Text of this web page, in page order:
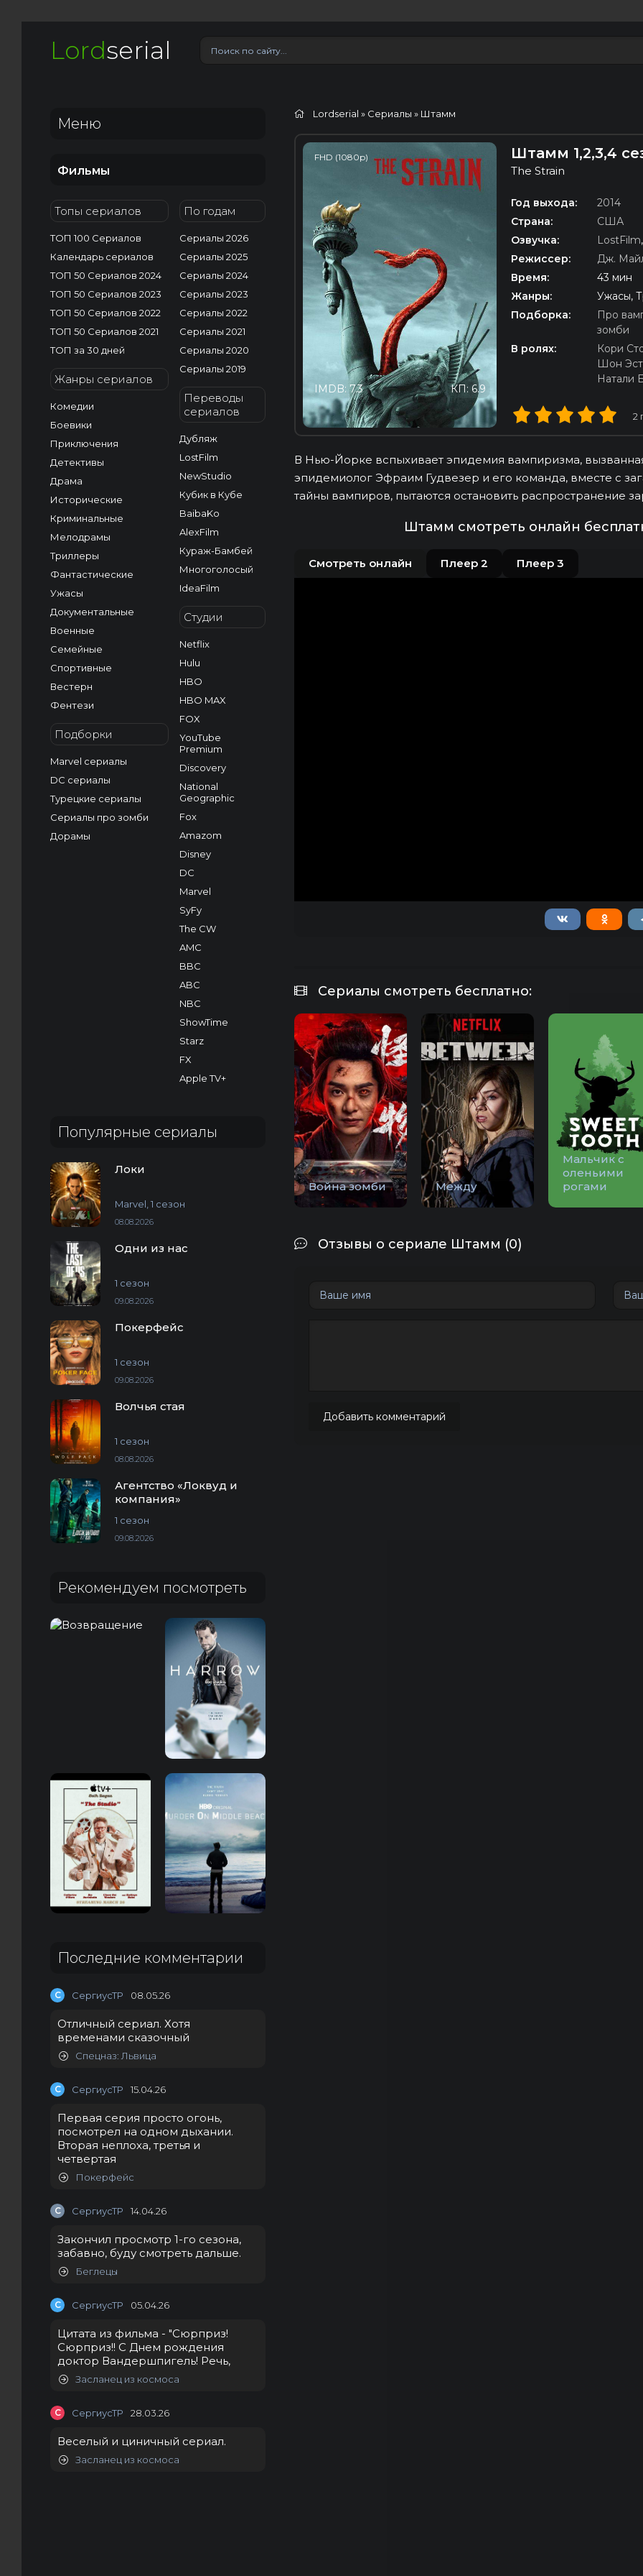
Lordserial
Меню
Фильмы
Топы сериалов
ТОП 100 Сериалов
Календарь сериалов
ТОП 50 Сериалов 2024
ТОП 50 Сериалов 2023
ТОП 50 Сериалов 2022
ТОП 50 Сериалов 2021
ТОП за 30 дней
Жанры сериалов
Комедии
Боевики
Приключения
Детективы
Драма
Исторические
Криминальные
Мелодрамы
Триллеры
Фантастические
Ужасы
Документальные
Военные
Семейные
Спортивные
Вестерн
Фентези
Подборки
Marvel сериалы
DC сериалы
Турецкие сериалы
Сериалы про зомби
Дорамы
По годам
Сериалы 2026
Сериалы 2025
Сериалы 2024
Сериалы 2023
Сериалы 2022
Сериалы 2021
Сериалы 2020
Сериалы 2019
Переводы
сериалов
Дубляж
LostFilm
NewStudio
Кубик в Кубе
BaibaKo
AlexFilm
Кураж-Бамбей
Многоголосый
IdeaFilm
Студии
Netflix
Hulu
HBO
HBO MAX
FOX
YouTube
Premium
Discovery
National
Geographic
Fox
Amazom
Disney
DC
Marvel
SyFy
The CW
AMC
BBC
ABC
NBC
ShowTime
Starz
FX
Apple TV+
Популярные сериалы
Локи
Marvel, 1 сезон
08.08.2026
Одни из нас
1 сезон
09.08.2026
Покерфейс
1 сезон
09.08.2026
Волчья стая
1 сезон
08.08.2026
Агентство «Локвуд и
компания»
1 сезон
09.08.2026
Рекомендуем посмотреть
Последние комментарии
С СергиусТР 08.05.26
Отличный сериал. Хотя
временами сказочный
Спецназ: Львица
С СергиусТР 15.04.26
Первая серия просто огонь,
посмотрел на одном дыхании.
Вторая неплоха, третья и
четвертая
Покерфейс
С СергиусТР 14.04.26
Закончил просмотр 1-го сезона,
забавно, буду смотреть дальше.
Беглецы
С СергиусТР 05.04.26
Цитата из фильма - "Сюрприз!
Сюрприз!! С Днем рождения
доктор Вандершпигель! Речь,
Засланец из космоса
С СергиусТР 28.03.26
Веселый и циничный сериал.
Засланец из космоса
Lordserial » Сериалы » Штамм
FHD (1080p)
КП: 6.9
IMDB: 7.3
Штамм 1,2,3,4
The Strain
Год выхода:
2014
Страна:
США
Озвучка:
LostFilm,
Режиссер:
Дж.
Время:
43 мин
Жанры:
Ужасы,
Подборка:
Про
зомби
В ролях:
Кори
Шон
Натали
2
В Нью-Йорке вспыхивает эпидемия вампиризма,
эпидемиолог Эфраим Гудвезер и его команда, вместе с
тайны вампиров, пытаются остановить распространение
Штамм смотреть онлайн
Смотреть онлайн Плеер 2 Плеер 3
Сериалы смотреть бесплатно:
Война зомби Между
Мальчик с
оленьими
рогами
Отзывы о сериале Штамм (0)
Добавить комментарий